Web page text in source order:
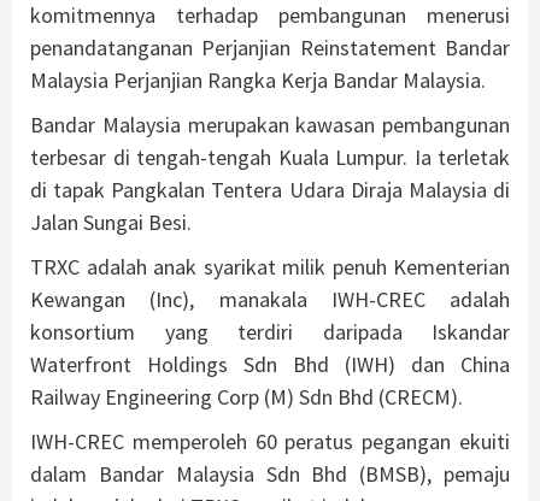
komitmennya terhadap pembangunan menerusi
penandatanganan Perjanjian Reinstatement Bandar
Malaysia Perjanjian Rangka Kerja Bandar Malaysia.
Bandar Malaysia merupakan kawasan pembangunan
terbesar di tengah-tengah Kuala Lumpur. Ia terletak
di tapak Pangkalan Tentera Udara Diraja Malaysia di
Jalan Sungai Besi.
TRXC adalah anak syarikat milik penuh Kementerian
Kewangan (Inc), manakala IWH-CREC adalah
konsortium yang terdiri daripada Iskandar
Waterfront Holdings Sdn Bhd (IWH) dan China
Railway Engineering Corp (M) Sdn Bhd (CRECM).
IWH-CREC memperoleh 60 peratus pegangan ekuiti
dalam Bandar Malaysia Sdn Bhd (BMSB), pemaju